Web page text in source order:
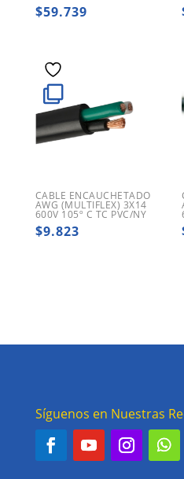
$59.739
CABLE ENCAUCHETADO
AWG (MULTIFLEX) 3X14
600V 105º C TC PVC/NY
$9.823
Síguenos en Nuestras